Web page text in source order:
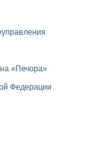
«Печора»
Федерации